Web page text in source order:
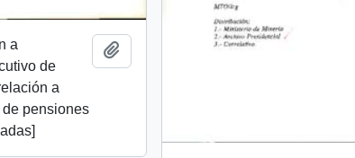
a
de
a
pensiones
Añadir al portapapeles